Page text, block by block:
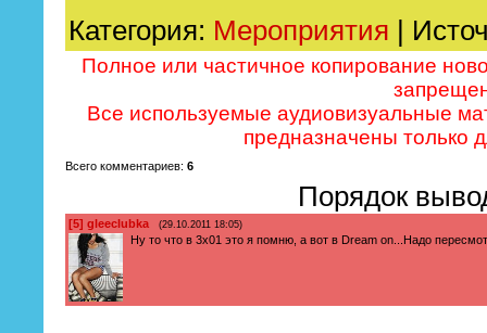
Категория: Мероприятия |
Полное или частичное копирование
Все используемые аудиовизуальные
предназначены только
Всего комментариев: 6
Порядок
[5] gleeclubka (29.10.2011 18:05)
Ну то что в 3х01 это я помню, а вот в Dream on...Надо